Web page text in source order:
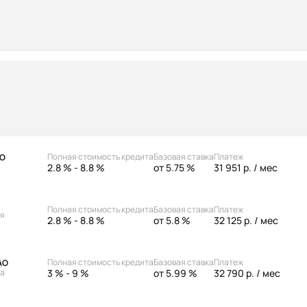
Полная стоимость кредита
2.8 % - 8.8 %
Базовая ставка
от 5.75 %
Платеж
31 951 р. / мес
Полная стоимость кредита
2.8 % - 8.8 %
Базовая ставка
от 5.8 %
Платеж
32 125 р. / мес
Полная стоимость кредита
3 % - 9 %
Базовая ставка
от 5.99 %
Платеж
32 790 р. / мес